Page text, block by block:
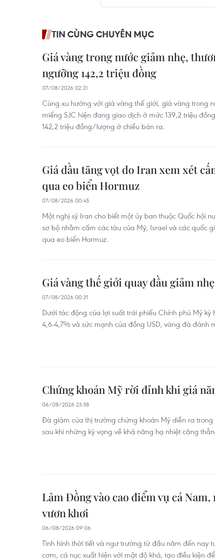
TIN CÙNG CHUYÊN MỤC
Giá vàng trong nước giảm nhẹ,
ngưỡng 142,2 triệu đồng
07/08/2026 02:21
Cùng xu hướng với giá vàng thế giới, giá vàng trong
miếng SJC hiện đang giao dịch ở mức 139,2 triệu
142,2 triệu đồng/lượng ở chiều bán ra.
Giá dầu tăng vọt do Iran xem xét
qua eo biển Hormuz
07/08/2026 00:45
Một nghị sỹ Iran cho biết một ủy ban thuộc Quốc hội
sơ bộ nhằm cấm các tàu của Mỹ, Israel và các quốc
qua eo biển Hormuz.
Giá vàng thế giới quay đầu giảm
07/08/2026 00:31
Dưới tác động của lợi suất trái phiếu Chính phủ Mỹ
4,6-4,7% và sức mạnh của đồng USD, vàng đã đánh
Chứng khoán Mỹ rời đỉnh khi giá
06/08/2026 23:58
Đà giảm của thị trường chứng khoán Mỹ diễn ra
sau khi những kỳ vọng về khả năng hạ nhiệt căng
Lâm Đồng vào cao điểm vụ cá
vươn khơi
06/08/2026 09:06
Tình hình thời tiết và ngư trường từ đầu năm đến nay
cơm, cá nục xuất hiện với mật độ khá, tạo điều kiện